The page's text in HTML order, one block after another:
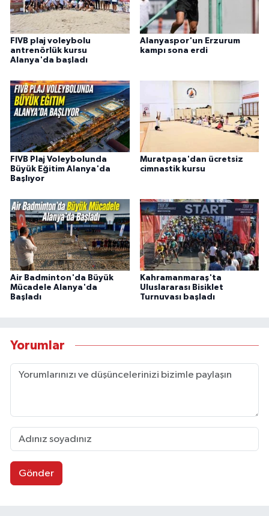
FIVB plaj voleybolu
antrenörlük kursu
Alanya'da başladı
Alanyaspor'un Erzurum
kampı sona erdi
FIVB Plaj Voleybolunda
Büyük Eğitim Alanya'da
Başlıyor
Muratpaşa'dan ücretsiz
cimnastik kursu
Air Badminton'da Büyük
Mücadele Alanya'da
Başladı
Kahramanmaraş'ta
Uluslararası Bisiklet
Turnuvası başladı
Yorumlar
Gönder